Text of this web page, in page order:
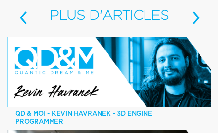
QD & MOI - KEVIN HAVRANEK - 3D ENGINE
PROGRAMMER
‹ PLUS D'ARTICLES ›